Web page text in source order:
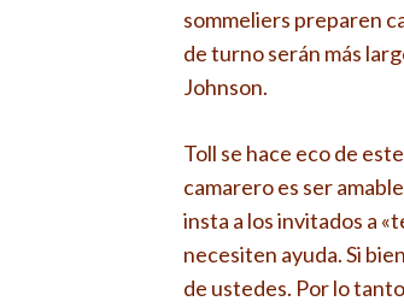
sommeliers preparen
de turno serán más
Johnson.
Toll se hace eco de
camarero es ser
insta a los invitados a
necesiten ayuda. Si
de ustedes. Por lo